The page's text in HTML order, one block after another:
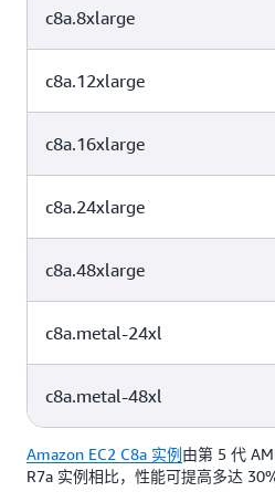
8
vCPU
16
c8a.8xlarge
vCPU
32
c8a.12xlarge
vCPU
48
c8a.16xlarge
vCPU
64
c8a.24xlarge
vCPU
96
c8a.48xlarge
vCPU
192
c8a.metal-24xl
vCPU
96 192
c8a.metal-48xl
vCPU 内存（
Amazon EC2 C8a 实例由第 5 代
R7a 实例相比，性能可提高多达 30%